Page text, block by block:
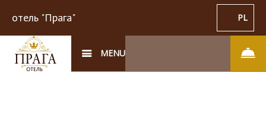
отель "Прага" PL
MENU